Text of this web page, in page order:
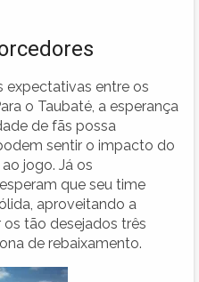
expectativas entre os
o Taubaté, a esperança
de fãs possa
sentir o impacto do
jogo. Já os
que seu time
aproveitando a
tão desejados três
de rebaixamento.